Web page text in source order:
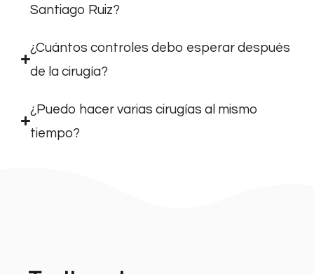
Santiago Ruiz?
¿Cuántos controles debo esperar después
de la cirugía?
¿Puedo hacer varias cirugías al mismo
tiempo?